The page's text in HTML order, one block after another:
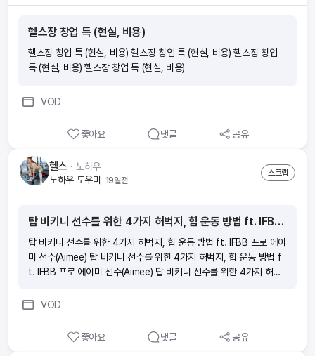
헬스장 창업 특 (현실, 비용)
헬스장 창업 특 (현실, 비용) 헬스장 창업 특 (현실, 비용) 헬스장 창업
특 (현실, 비용) 헬스장 창업 특 (현실, 비용)
VOD
좋아요 댓글 공유
헬스 ᆞ 노하우
노하우 도우미
19일전
스크랩
탑 비키니 선수를 위한 4가지 허벅지, 힙 운동 방법 ft. IFBB 프로 에이미 선수(Aimee)
탑 비키니 선수를 위한 4가지 허벅지, 힙 운동 방법 ft. IFBB 프로 에이
미 선수(Aimee) 탑 비키니 선수를 위한 4가지 허벅지, 힙 운동 방법 f
t. IFBB 프로 에이미 선수(Aimee) 탑 비키니 선수를 위한 4가지 허벅
위한 4가지 허벅지, 힙 운동 방법 ft. IFBB 프로 에이미 선수(Aimee)
VOD
좋아요 댓글 공유